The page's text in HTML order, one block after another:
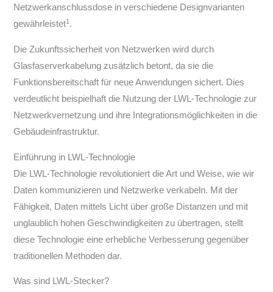
Netzwerkanschlussdose in verschiedene Designvarianten
gewährleistet1 .
Die Zukunftssicherheit von Netzwerken wird durch
Glasfaserverkabelung zusätzlich betont, da sie die
Funktionsbereitschaft für neue Anwendungen sichert. Dies
verdeutlicht beispielhaft die Nutzung der LWL-Technologie zur
Netzwerkvernetzung und ihre Integrationsmöglichkeiten in die
Gebäudeinfrastruktur.
Einführung in LWL-Technologie
Die LWL-Technologie revolutioniert die Art und Weise, wie wir
Daten kommunizieren und Netzwerke verkabeln. Mit der
Fähigkeit, Daten mittels Licht über große Distanzen und mit
unglaublich hohen Geschwindigkeiten zu übertragen, stellt
diese Technologie eine erhebliche Verbesserung gegenüber
traditionellen Methoden dar.
Was sind LWL-Stecker?